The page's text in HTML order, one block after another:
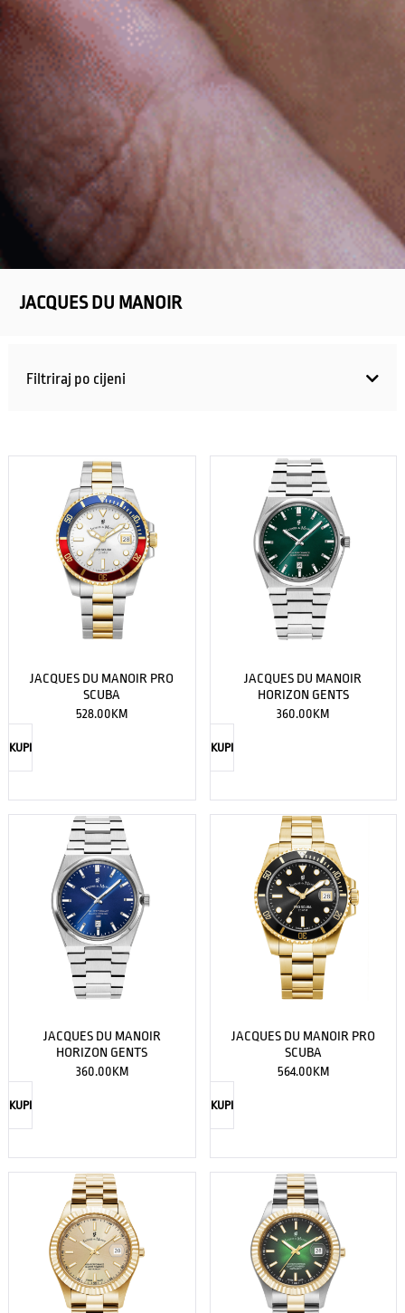
JACQUES DU MANOIR
Filtriraj po cijeni
JACQUES DU MANOIR PRO
SCUBA
528.00KM
KUPI
JACQUES DU MANOIR
HORIZON GENTS
360.00KM
KUPI
JACQUES DU MANOIR
HORIZON GENTS
360.00KM
KUPI
JACQUES DU MANOIR PRO
SCUBA
564.00KM
KUPI